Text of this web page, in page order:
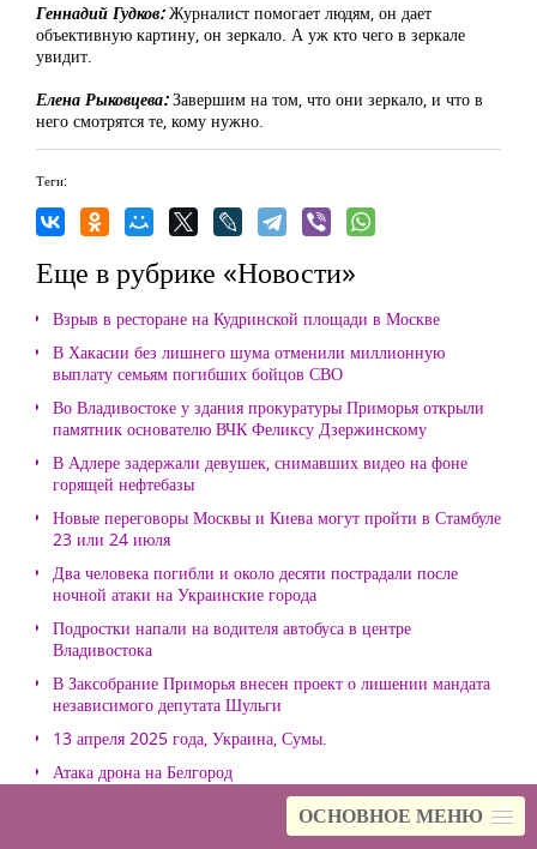
ОСНОВНОЕ МЕНЮ
Геннадий Гудков:Журналист помогает людям, он дает
объективную картину, он зеркало. А уж кто чего в зеркале
увидит.
Елена Рыковцева:Завершим на том, что они зеркало, и что в
него смотрятся те, кому нужно.
Теги:
Еще в рубрике «Новости»
Взрыв в ресторане на Кудринской площади в Москве
В Хакасии без лишнего шума отменили миллионную
выплату семьям погибших бойцов СВО
Во Владивостоке у здания прокуратуры Приморья открыли
памятник основателю ВЧК Феликсу Дзержинскому
В Адлере задержали девушек, снимавших видео на фоне
горящей нефтебазы
Новые переговоры Москвы и Киева могут пройти в Стамбуле
23 или 24 июля
Два человека погибли и около десяти пострадали после
ночной атаки на Украинские города
Подростки напали на водителя автобуса в центре
Владивостока
В Заксобрание Приморья внесен проект о лишении мандата
независимого депутата Шульги
13 апреля 2025 года, Украина, Сумы.
Атака дрона на Белгород
В Херсоне при обстреле погибли два человека
С ПРИСТАВКОЙ "АМУРСКИЙ"